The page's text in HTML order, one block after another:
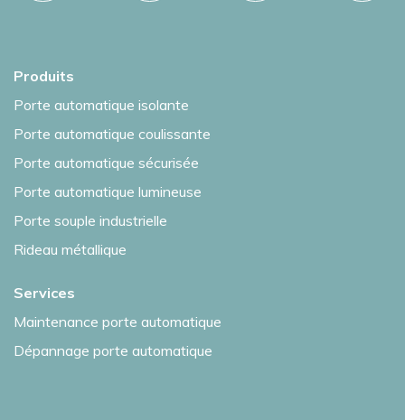
Produits
Porte automatique isolante
Porte automatique coulissante
Porte automatique sécurisée
Porte automatique lumineuse
Porte souple industrielle
Rideau métallique
Services
Maintenance porte automatique
Dépannage porte automatique